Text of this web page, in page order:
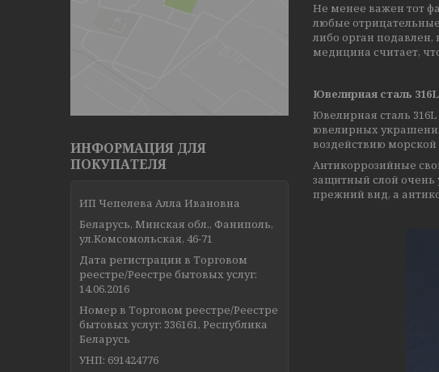
Не менее важен тот
любые
либо орган подавлен,
медицина считает,
Ювелирная сталь 316L
Ювелирная сталь
ювелирных
воздействию
Антикоррозийные
защитный слой очень
прежний вид, а
ИНФОРМАЦИЯ ДЛЯ
ПОКУПАТЕЛЯ
ИП Чепелева Алла Ивановна
Беларусь, Минская обл., Фаниполь,
ул.Комсомольская, 46-71
Дата регистрации в Торговом
реестре/Реестре бытовых услуг:
14.06.2016
Номер в Торговом реестре/Реестре
бытовых услуг: 336161, Республика
Беларусь
УНП: 691424776